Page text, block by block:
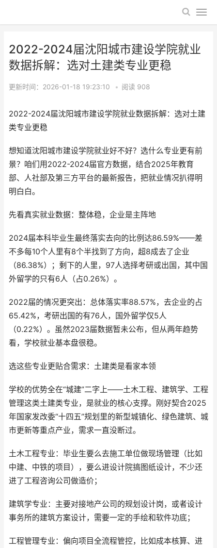
2022-2024届沈阳城市建设学院就业
数据拆解：选对土建类专业更稳
更新时间：2026-01-18 19:23:10 • 阅读 908
2022-2024届沈阳城市建设学院就业数据拆解：选对土建
类专业更稳
想知道沈阳城市建设学院就业好不好？选什么专业更有前
景？咱们用2022-2024届官方数据，结合2025年教育
部、人社部及第三方平台的最新报告，把就业情况扒得明
明白白。
先看真实就业数据：整体稳，企业是主阵地
2024届本科毕业生最终落实去向的比例达86.59%——差
不多每10个人里有8个半找到了方向，超8成去了企业
（86.38%）；剩下的人里，97人选择考研或出国，其中国
外留学的只有6人（占0.26%）。
2022届的情况更突出：总体落实率88.57%，去企业的占
65.42%，考研出国的有76人，国外留学仅5人
（0.22%）。虽然2023届数据暂未公布，但从两年趋势
看，学校就业基本盘很稳。
选这些专业更贴合需求：土建类是看家本领
学校的优势全在“城建”二字上——土木工程、建筑学、工程
管理这类土建类专业，是就业的核心支撑。刚好契合2025
年国家发改委“十四五”规划里的新型城镇化、绿色建筑、城
市更新等重点产业，需求一直没断过。
土木工程专业：毕业生要么去施工单位做现场管理（比如
中建、中铁的项目），要么进设计院搞图纸设计，不少还
进了工程咨询公司做造价；
建筑学专业：主要对接地产公司的规划设计岗，或者设计
事务所的建筑方案设计，需要一定的手绘和软件功底；
工程管理专业：偏向项目全流程管控，比如成本核算、进